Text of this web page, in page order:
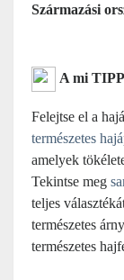
Származási
A mi
Felejtse el a
természetes
amelyek
Tekintse meg
teljes
természetes
természetes